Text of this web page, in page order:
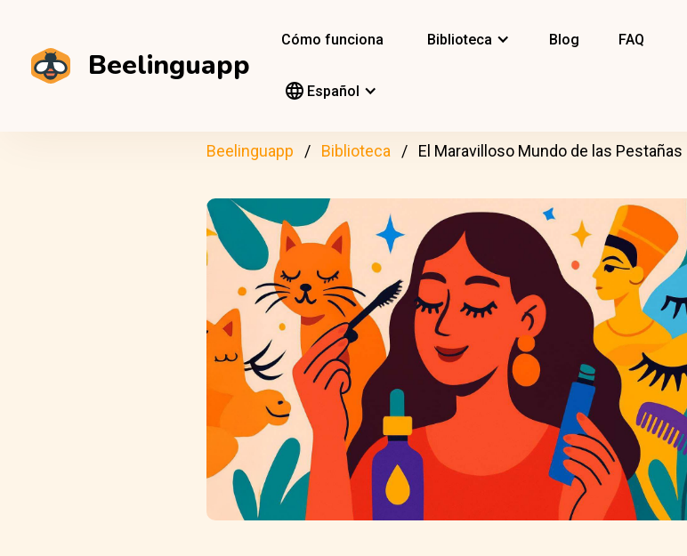
Beelinguapp
Cómo funciona Biblioteca Blog FAQ
Español
Beelinguapp Biblioteca El Maravilloso Mundo de las Pestañas